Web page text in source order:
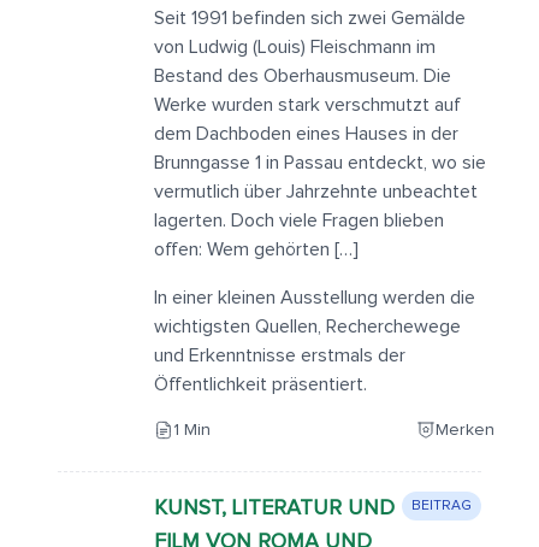
Seit 1991 befinden sich zwei Gemälde
von Ludwig (Louis) Fleischmann im
Bestand des Oberhausmuseum. Die
Werke wurden stark verschmutzt auf
dem Dachboden eines Hauses in der
Brunngasse 1 in Passau entdeckt, wo sie
vermutlich über Jahrzehnte unbeachtet
lagerten. Doch viele Fragen blieben
offen: Wem gehörten […]
In einer kleinen Ausstellung werden die
wichtigsten Quellen, Recherchewege
und Erkenntnisse erstmals der
Öffentlichkeit präsentiert.
1 Min Merken
KUNST, LITERATUR UND
FILM VON ROMA UND
BEITRAG